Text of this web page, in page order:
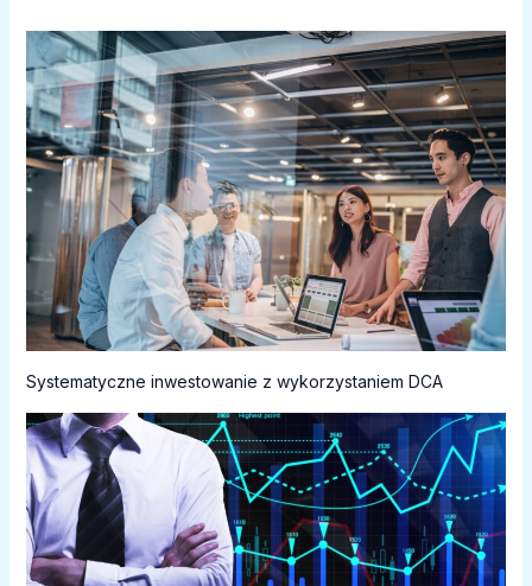
Systematyczne inwestowanie z wykorzystaniem DCA